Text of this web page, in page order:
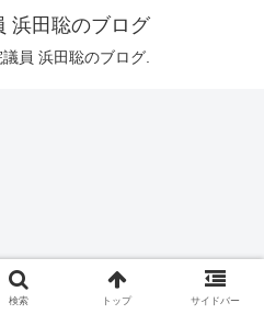
浜田聡のブログ
員 浜田聡のブログ.
検索 トップ サイドバー